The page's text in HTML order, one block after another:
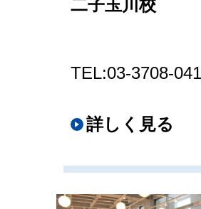
二子玉川校
TEL:03-3708-
詳しく見る